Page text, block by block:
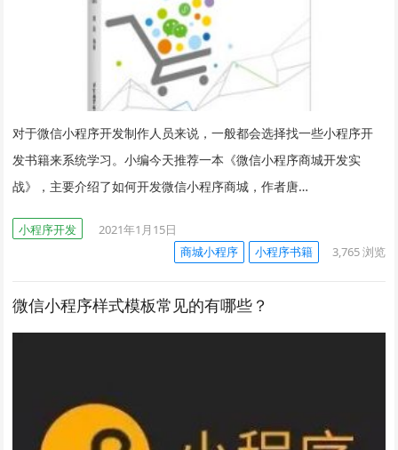
对于微信小程序开发制作人员来说，一般都会选择找一些小程序开
发书籍来系统学习。小编今天推荐一本《微信小程序商城开发实
战》，主要介绍了如何开发微信小程序商城，作者唐…
小程序开发
2021年1月15日
商城小程序
小程序书籍 3,765浏览
微信小程序样式模板常见的有哪些？